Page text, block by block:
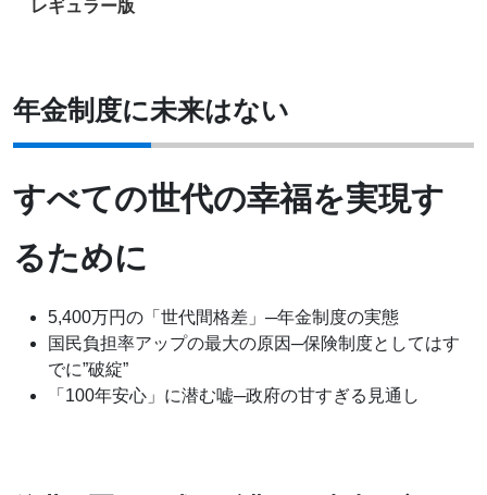
レギュラー版
年金制度に未来はない
すべての世代の幸福を実現す
るために
5,400万円の「世代間格差」─年金制度の実態
国民負担率アップの最大の原因─保険制度としてはす
でに”破綻”
「100年安心」に潜む嘘─政府の甘すぎる見通し